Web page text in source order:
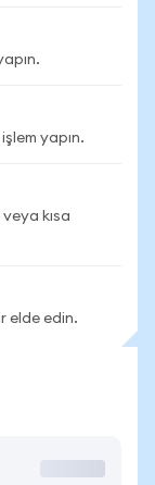
yapın.
kısa
elde edin.